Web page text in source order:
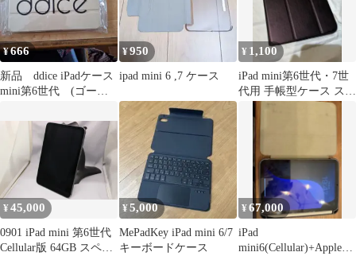
¥666
新品 ddice iPadケース
mini第6世代 (ゴール
¥950
ipad mini 6 ,7 ケース
¥ 1,100
iPad mini第6世代・7世
代用 手帳型ケース スタ
ンド機能付き
¥45,000
0901 iPad mini 第6世代
Cellular版 64GB スペー
¥5,000
MePadKey iPad mini 6/7
キーボードケース
¥67,000
iPad
mini6(Cellular)+Apple